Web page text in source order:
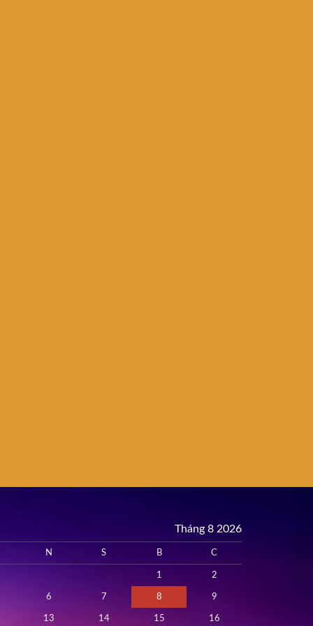
Tháng 8 2026
N S B C
1 2
6 7 8 9
13 14 15 16